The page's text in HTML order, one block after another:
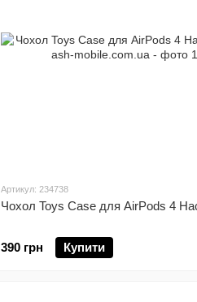
Артикул: 234738
Чохол Toys Case для AirPods 4
390 грн Купити